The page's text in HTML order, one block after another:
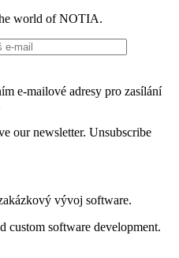
world of NOTIA.
e-mailové adresy pro zasílání
our newsletter. Unsubscribe
vývoj software.
custom software development.